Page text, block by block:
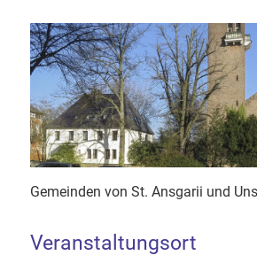
Gemeinden von St. Ansgarii und
Veranstaltungsort